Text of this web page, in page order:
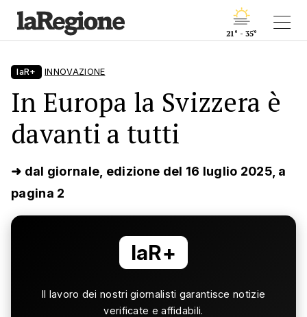
21° - 35°
laR+ INNOVAZIONE
In Europa la Svizzera è
davanti a tutti
➜ dal giornale, edizione del 16 luglio 2025, a
pagina 2
laR+
Il lavoro dei nostri giornalisti garantisce notizie
verificate e affidabili.